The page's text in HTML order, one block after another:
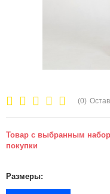
(0)
Товар с выбранным
покупки
Размеры: